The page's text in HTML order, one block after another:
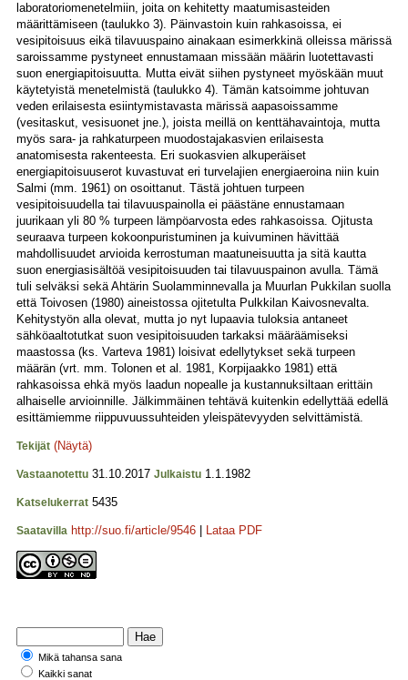
laboratoriomenetelmiin, joita on kehitetty maatumisasteiden
määrittämiseen (taulukko 3). Päinvastoin kuin rahkasoissa, ei
vesipitoisuus eikä tilavuuspaino ainakaan esimerkkinä olleissa märissä
saroissamme pystyneet ennustamaan missään määrin luotettavasti
suon energiapitoisuutta. Mutta eivät siihen pystyneet myöskään muut
käytetyistä menetelmistä (taulukko 4). Tämän katsoimme johtuvan
veden erilaisesta esiintymistavasta märissä aapasoissamme
(vesitaskut, vesisuonet jne.), joista meillä on kenttähavaintoja, mutta
myös sara- ja rahkaturpeen muodostajakasvien erilaisesta
anatomisesta rakenteesta. Eri suokasvien alkuperäiset
energiapitoisuuserot kuvastuvat eri turvelajien energiaeroina niin kuin
Salmi (mm. 1961) on osoittanut. Tästä johtuen turpeen
vesipitoisuudella tai tilavuuspainolla ei päästäne ennustamaan
juurikaan yli 80 % turpeen lämpöarvosta edes rahkasoissa. Ojitusta
seuraava turpeen kokoonpuristuminen ja kuivuminen hävittää
mahdollisuudet arvioida kerrostuman maatuneisuutta ja sitä kautta
suon energiasisältöä vesipitoisuuden tai tilavuuspainon avulla. Tämä
tuli selväksi sekä Ahtärin Suolamminnevalla ja Muurlan Pukkilan suolla
että Toivosen (1980) aineistossa ojitetulta Pulkkilan Kaivosnevalta.
Kehitystyön alla olevat, mutta jo nyt lupaavia tuloksia antaneet
sähköaaltotutkat suon vesipitoisuuden tarkaksi määräämiseksi
maastossa (ks. Varteva 1981) loisivat edellytykset sekä turpeen
määrän (vrt. mm. Tolonen et al. 1981, Korpijaakko 1981) että
rahkasoissa ehkä myös laadun nopealle ja kustannuksiltaan erittäin
alhaiselle arvioinnille. Jälkimmäinen tehtävä kuitenkin edellyttää edellä
esittämiemme riippuvuussuhteiden yleispätevyyden selvittämistä.
Tekijät (Näytä)
Vastaanotettu 31.10.2017 Julkaistu 1.1.1982
Katselukerrat 5435
Saatavilla http://suo.fi/article/9546 Lataa PDF
Mikä tahansa sana
Kaikki sanat